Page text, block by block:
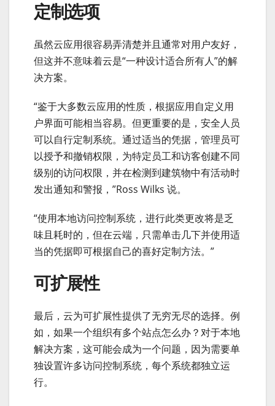
定制选项
虽然云应用很容易弄清楚并且通常对用户友好，
但这并不意味着云是“一种设计适合所有人”的解
决方案。
“鉴于大多数云应用的性质，根据应用自定义用
户界面可能相当容易。但更重要的是，安全人员
可以自行定制系统。通过适当的凭据，管理员可
以授予和撤销权限，为特定员工和访客创建不同
级别的访问权限，并在检测到建筑物中有活动时
发出通知和警报，”Ross Wilks 说。
“使用本地访问控制系统，进行此类更改将是乏
味且耗时的，但在云端，只需单击几下并使用适
当的凭据即可根据自己的喜好定制方法。”
可扩展性
最后，云为可扩展性提供了无穷无尽的选择。例
如，如果一个组织有多个站点怎么办？对于本地
解决方案，这可能会成为一个问题，因为需要单
独设置许多访问控制系统，每个系统都独立运
行。